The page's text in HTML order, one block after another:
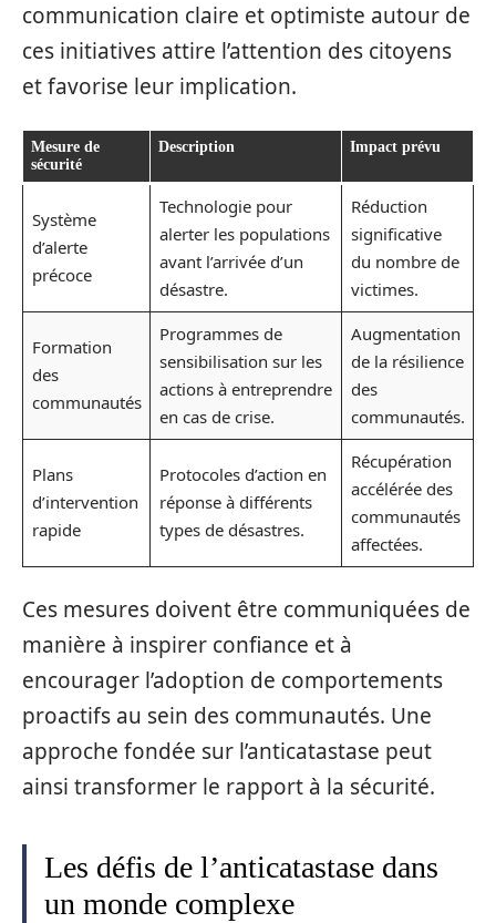
communication claire et optimiste autour de
ces initiatives attire l’attention des citoyens
et favorise leur implication.
Mesure de
sécurité
Description Impact prévu
Système
d’alerte
précoce
Technologie pour
alerter les populations
avant l’arrivée d’un
désastre.
Réduction
significative
du nombre de
victimes.
Formation
des
communautés
Programmes de
sensibilisation sur les
actions à entreprendre
en cas de crise.
Augmentation
de la résilience
des
communautés.
Plans
d’intervention
rapide
Protocoles d’action en
réponse à différents
types de désastres.
Récupération
accélérée des
communautés
affectées.
Ces mesures doivent être communiquées de
manière à inspirer confiance et à
encourager l’adoption de comportements
proactifs au sein des communautés. Une
approche fondée sur l’anticatastase peut
ainsi transformer le rapport à la sécurité.
Les défis de l’anticatastase dans
un monde complexe